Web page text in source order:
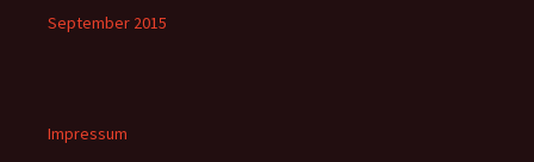
September 2015
Impressum